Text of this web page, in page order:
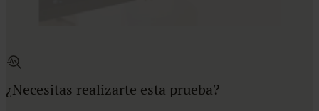
¿Necesitas realizarte esta prueba?